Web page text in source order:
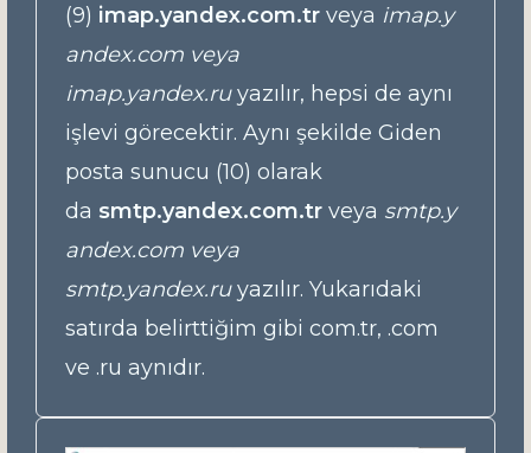
(9) imap.yandex.com.trveya imap.y
andex.com veya
imap.yandex.ruyazılır, hepsi de aynı
işlevi görecektir. Aynı şekilde Giden
posta sunucu (10) olarak
da smtp.yandex.com.tr veya smtp.y
andex.com veya
smtp.yandex.ruyazılır. Yukarıdaki
satırda belirttiğim gibi com.tr, .com
ve .ru aynıdır.